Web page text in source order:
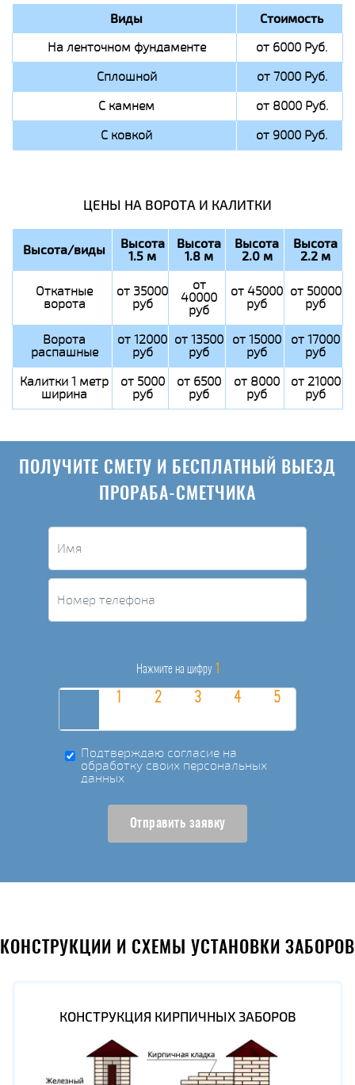
Виды Стоимость
На ленточном фундаменте
от 6000 Руб.
Сплошной
от 7000 Руб.
С камнем
от 8000 Руб.
С ковкой
от 9000 Руб.
ЦЕНЫ НА ВОРОТА И КАЛИТКИ
Высота/виды Высота
1.5 м
Высота
1.8 м
Высота
2.0 м
Высота
2.2 м
Откатные
ворота
от 35000
руб
от
40000
руб
от 45000
руб
от 50000
руб
Ворота
распашные
от 12000
руб
от 13500
руб
от 15000
руб
от 17000
руб
Калитки 1 метр
ширина
от 5000
руб
от 6500
руб
от 8000
руб
от 21000
руб
ПОЛУЧИТЕ СМЕТУ И БЕСПЛАТНЫЙ ВЫЕЗД
ПРОРАБА-СМЕТЧИКА
Нажмите на цифру 1
Подтверждаю согласие на
обработку своих персональных
данных
Отправить заявку
КОНСТРУКЦИИ И СХЕМЫ УСТАНОВКИ ЗАБОРОВ
КОНСТРУКЦИЯ КИРПИЧНЫХ ЗАБОРОВ